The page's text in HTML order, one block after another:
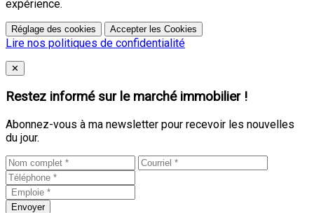
expérience.
Réglage des cookies Accepter les Cookies
Lire nos politiques de confidentialité
Close
✕
Restez informé sur le marché immobilier !
Abonnez-vous à ma newsletter pour recevoir les nouvelles
du jour.
Envoyer